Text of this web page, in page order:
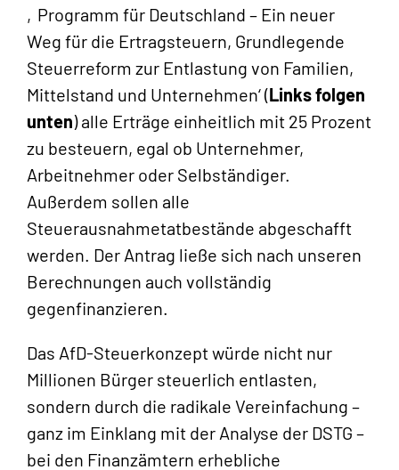
‚Programm für Deutschland – Ein neuer
Weg für die Ertragsteuern, Grundlegende
Steuerreform zur Entlastung von Familien,
Mittelstand und Unternehmen‘ (Links folgen
unten) alle Erträge einheitlich mit 25 Prozent
zu besteuern, egal ob Unternehmer,
Arbeitnehmer oder Selbständiger.
Außerdem sollen alle
Steuerausnahmetatbestände abgeschafft
werden. Der Antrag ließe sich nach unseren
Berechnungen auch vollständig
gegenfinanzieren.
Das AfD-Steuerkonzept würde nicht nur
Millionen Bürger steuerlich entlasten,
sondern durch die radikale Vereinfachung –
ganz im Einklang mit der Analyse der DSTG –
bei den Finanzämtern erhebliche